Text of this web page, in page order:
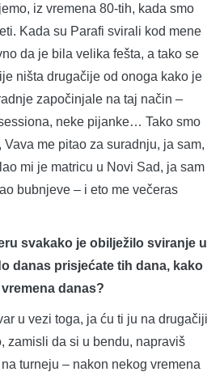
iz vremena 80-tih, kada smo
Kada su Parafi svirali kod mene
da je bila velika fešta, a tako se
ništa drugačije od onoga kako je
započinjale na taj način –
neke pijanke… Tako smo
me pitao za suradnju, ja sam,
mi je matricu u Novi Sad, ja sam
bubnjeve – i eto me večeras
svakako je obilježilo sviranje u
danas prisjećate tih dana, kako
danas?
u vezi toga, ja ću ti ju na drugačiji
zamisli da si u bendu, napraviš
turneju – nakon nekog vremena